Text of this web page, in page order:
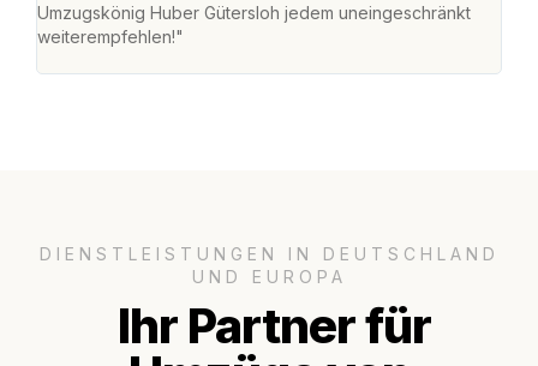
Umzugskönig Huber Gütersloh jedem uneingeschränkt
weiterempfehlen!"
DIENSTLEISTUNGEN IN DEUTSCHLAND
UND EUROPA
Ihr Partner für